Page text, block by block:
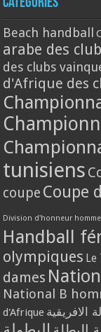
Beach handball
arabe des
des clubs
d'Afrique des
tunisiens
coupe Coupe
Division d'honneur
Handball
olympiques
dames
National B
d'Afrique الافريقية